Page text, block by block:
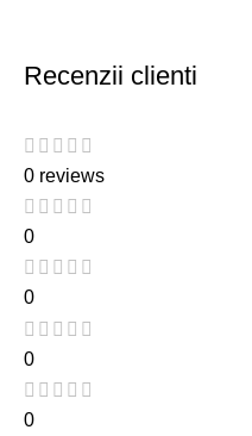
Recenzii clienti
0 reviews
0
0
0
0